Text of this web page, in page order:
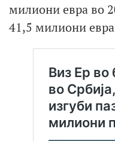
милиони евра во
41,5 милиони